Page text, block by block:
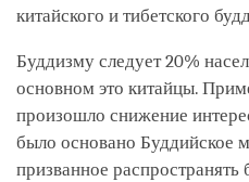
китайского и тибетского
Буддизму следует 20%
основном это китайцы.
произошло снижение
было основано Буддийское
призванное распространять